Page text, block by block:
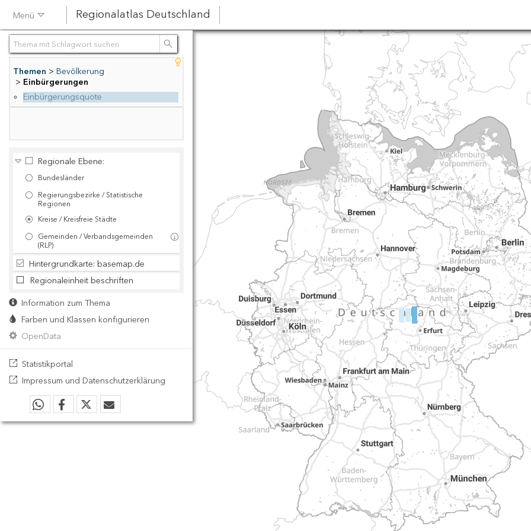
Menü
Themen
Bevölkerung
Einbürgerungen
Einbürgerungsquote
Regionale Ebene:
Bundesländer
Regierungsbezirke / Statistische
Regionen
Kreise / Kreisfreie Städte
Gemeinden / Verbandsgemeinden
(RLP)
Hintergrundkarte: basemap.de
Regionaleinheit beschriften
Information zum Thema
Farben und Klassen konfigurieren
OpenData
Statistikportal
Impressum und Datenschutzerklärung
Regionalatlas Deutschland